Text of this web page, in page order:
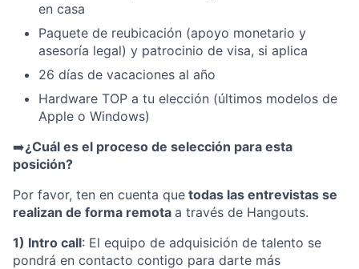
en casa
Paquete de reubicación (apoyo monetario y
asesoría legal) y patrocinio de visa, si aplica
26 días de vacaciones al año
Hardware TOP a tu elección (últimos modelos de
Apple o Windows)
➡️¿Cuál es el proceso de selección para esta
posición?
Por favor, ten en cuenta que todas las entrevistas se
realizan de forma remota a través de Hangouts.
1) Intro call: El equipo de adquisición de talento se
pondrá en contacto contigo para darte más